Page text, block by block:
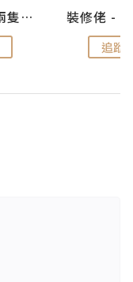
儍媽媽與兩隻小魔怪之家
追蹤